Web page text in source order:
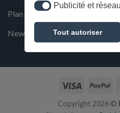
Publicité et réseaux
Publicité et
Tout autoriser
Plan du site
Newsletter de la Maison Deffès
Copyright 2026 ©